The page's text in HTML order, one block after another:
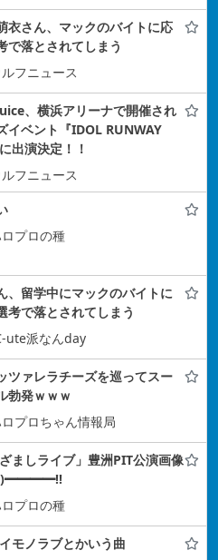
衣さん、マックのバイトに応
で落とされてしまう
フニュース
、横浜アリーナで開催され
イベント『IDOL RUNWAY
出演決定！！
フニュース
プロの種
、留学中にマックのバイトに
考で落とされてしまう
派なんday
ツァレラチーズを巡ってスー
勃発ｗｗｗ
プロちゃん情報局
ましライブ」豊洲PIT公演画像
)━━━━!!
プロの種
モノラブとかいう曲